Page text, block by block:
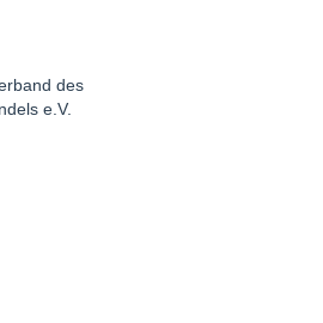
des
e.V.